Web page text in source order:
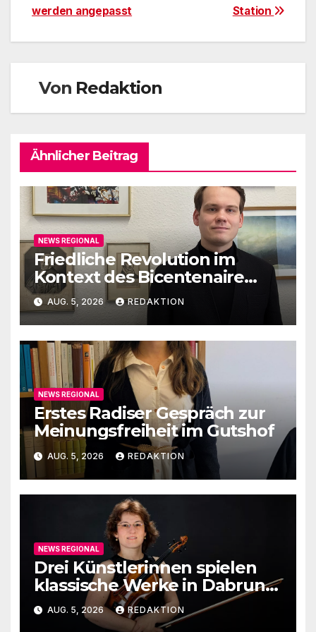
Station
werden angepasst
Von Redaktion
Ähnlicher Beitrag
NEWS REGIONAL
Friedliche Revolution im
Kontext des Bicentenaire
1789-1989
AUG. 5, 2026 REDAKTION
NEWS REGIONAL
Erstes Radiser Gespräch zur
Meinungsfreiheit im Gutshof
AUG. 5, 2026 REDAKTION
NEWS REGIONAL
Drei Künstlerinnen spielen
klassische Werke in Dabruner
Kirche
AUG. 5, 2026 REDAKTION